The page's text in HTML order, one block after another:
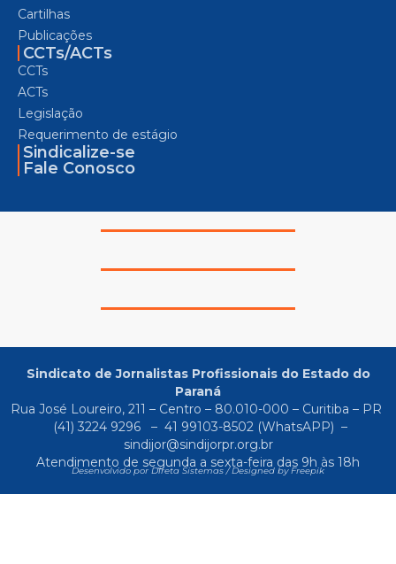
Cartilhas
Publicações
CCTs/ACTs
CCTs
ACTs
Legislação
Requerimento de estágio
Sindicalize-se
Fale Conosco
Sindicato de Jornalistas Profissionais do Estado do
Paraná
Rua José Loureiro, 211 – Centro – 80.010-000 – Curitiba – PR
(41) 3224 9296
– 41 99103-8502(WhatsAPP) –
sindijor@sindijorpr.org.br
Atendimento de segunda a sexta-feira das 9h às 18h
Desenvolvido por Direta Sistemas /Designed by Freepik